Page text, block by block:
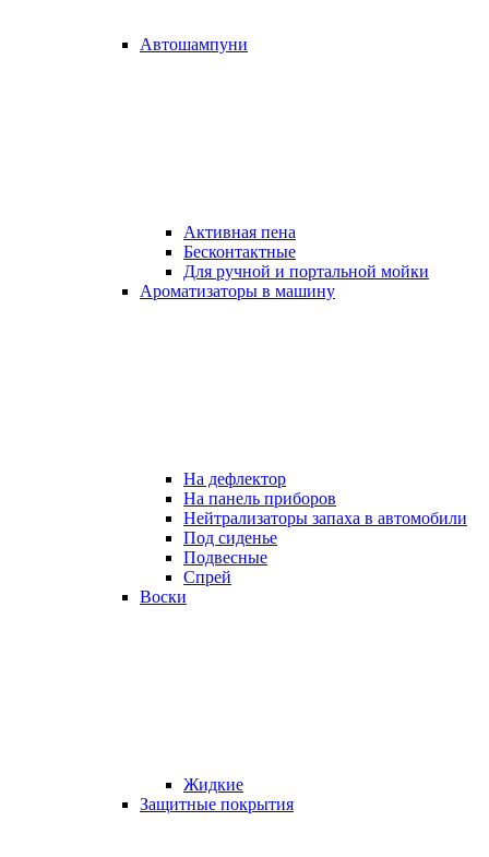
Автошампуни
Активная пена
Бесконтактные
Для ручной и портальной мойки
Ароматизаторы в машину
На дефлектор
На панель приборов
Нейтрализаторы запаха в автомобили
Под сиденье
Подвесные
Спрей
Воски
Жидкие
Защитные покрытия